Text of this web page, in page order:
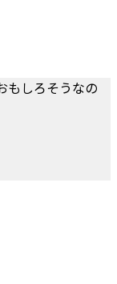
もしろそうなの